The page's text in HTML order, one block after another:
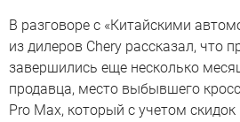
В разговоре с «Китайскими
из дилеров Chery рассказал, что
завершились еще несколько
продавца, место выбывшего
Pro Max, который с учетом